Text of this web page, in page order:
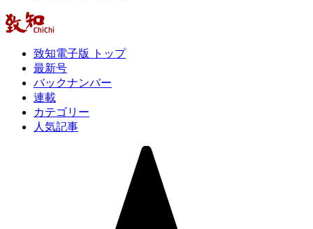
致知電子版 トップ
最新号
バックナンバー
連載
カテゴリー
人気記事